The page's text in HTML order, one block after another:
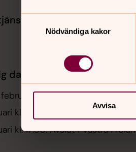
Nödvändiga kakor
Avvisa
dagtid, 5-6 februari 2027:
Samling i Näsets kyrka.
kl. 10.50: Start i Tynnereds
kl. 17.00: Avslut i Västra